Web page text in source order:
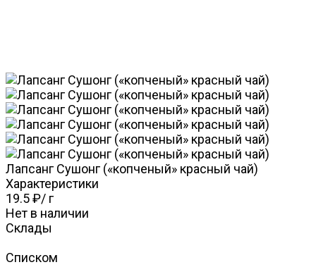
Лапсанг Сушонг («копченый» красный чай)
Характеристики
19.5 ₽/ г
Нет в наличии
Склады
Списком